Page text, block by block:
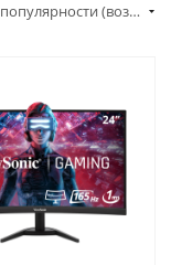
По популярности (возрастание)